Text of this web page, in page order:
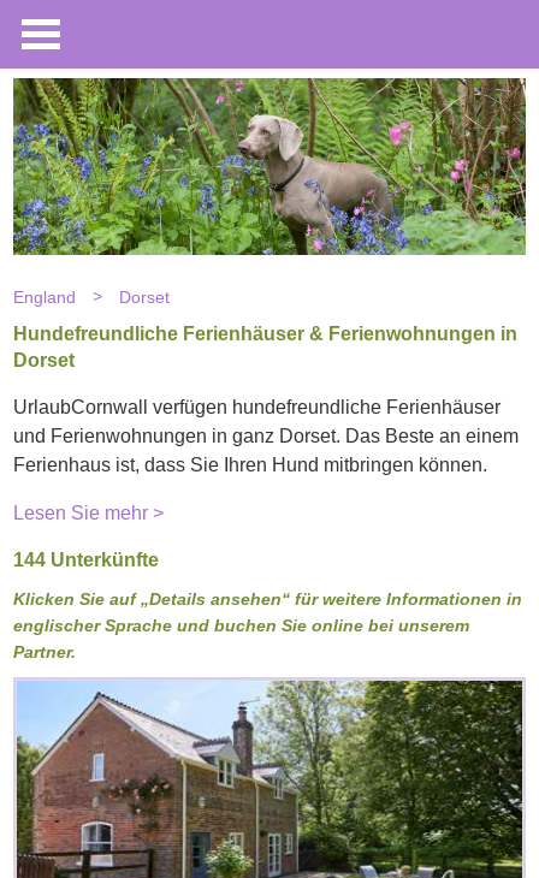
England Dorset
Hundefreundliche Ferienhäuser & Ferienwohnungen in
Dorset
UrlaubCornwall verfügen hundefreundliche Ferienhäuser
und Ferienwohnungen in ganz Dorset. Das Beste an einem
Ferienhaus ist, dass Sie Ihren Hund mitbringen können.
Lesen Sie mehr >
144 Unterkünfte
Klicken Sie auf „Details ansehen“ für weitere Informationen in
englischer Sprache und buchen Sie online bei unserem
Partner.